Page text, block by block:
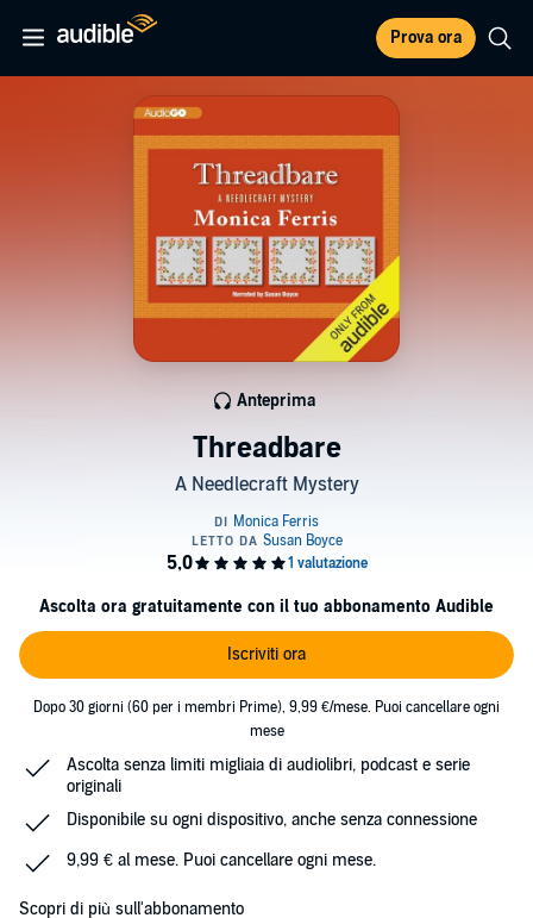
Prova ora
Threadbare
A Needlecraft Mystery
Anteprima
Ascolta ora gratuitamente con il tuo abbonamento Audible
Iscriviti ora
Dopo 30 giorni (60 per i membri Prime), 9,99 €/mese. Puoi cancellare ogni
mese
Ascolta senza limiti migliaia di audiolibri, podcast e serie
originali
Disponibile su ogni dispositivo, anche senza connessione
9,99 € al mese. Puoi cancellare ogni mese.
Scopri di più sull'abbonamento